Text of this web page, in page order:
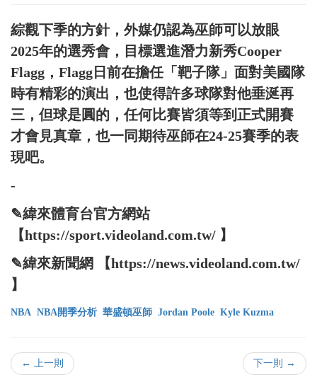
綜觀下季的方針，外媒仍認為巫師可以放眼
2025年的選秀會，目標選進潛力新秀Cooper
Flagg，Flagg日前在擔任「靶子隊」面對美國隊
時有精彩的演出，也使得許多球隊對他垂涎再
三，但球是圓的，任何比賽皆須等到正式開賽
才會見真章，也一同期待巫師在24-25賽季的表
現吧。
-
✎緯來體育台官方網站
【https://sport.videoland.com.tw/ 】
✎緯來新聞網 【https://news.videoland.com.tw/
】
NBA NBA開季分析 華盛頓巫師 Jordan Poole Kyle Kuzma
← 上一則 下一則 →